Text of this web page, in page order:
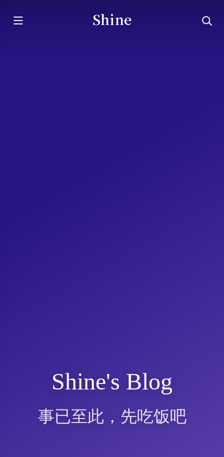
Shine
Shine's Blog
事已至此，先吃饭吧